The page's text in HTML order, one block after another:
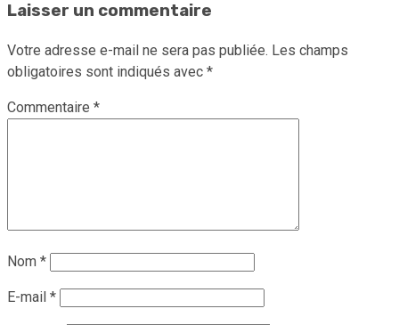
Laisser un commentaire
Votre adresse e-mail ne sera pas publiée. Les champs
obligatoires sont indiqués avec *
Commentaire *
Nom *
E-mail *